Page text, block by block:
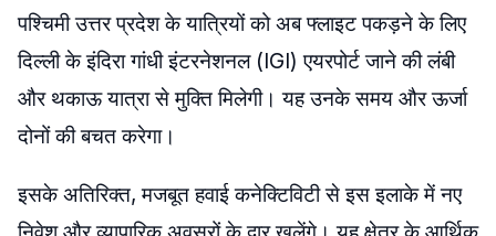
पश्चिमी उत्तर प्रदेश के यात्रियों को अब फ्लाइट पकड़ने के लिए
दिल्ली के इंदिरा गांधी इंटरनेशनल (IGI) एयरपोर्ट जाने की लंबी
और थकाऊ यात्रा से मुक्ति मिलेगी। यह उनके समय और ऊर्जा
दोनों की बचत करेगा।
इसके अतिरिक्त, मजबूत हवाई कनेक्टिविटी से इस इलाके में नए